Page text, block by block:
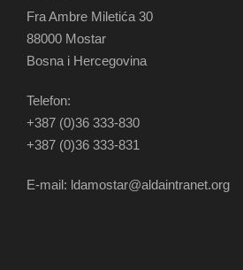
Fra Ambre Miletića 30
88000 Mostar
Bosna i Hercegovina
Telefon:
+387 (0)36 333-830
+387 (0)36 333-831
E-mail: ldamostar@aldaintranet.org